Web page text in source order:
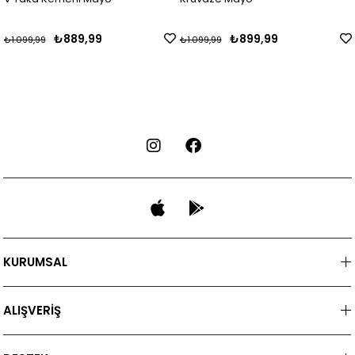
₺889,99 ₺899,99
₺1.099,99
KURUMSAL
ALIŞVERİŞ